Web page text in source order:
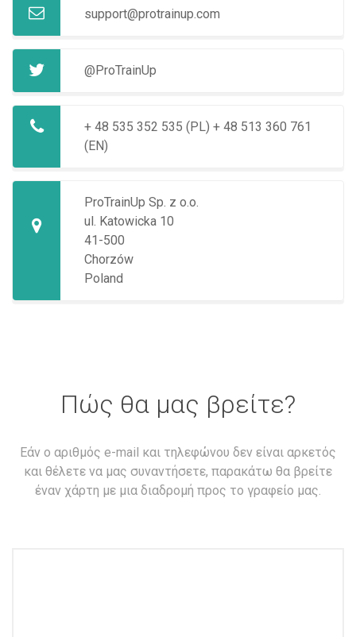
support@protrainup.com
@ProTrainUp
+ 48 535 352 535 (PL) + 48 513 360 761
(EN)
ProTrainUp Sp. z o.o.
ul. Katowicka 10
41-500
Chorzów
Poland
Πώς θα μας βρείτε?
Εάν ο αριθμός e-mail και τηλεφώνου δεν είναι αρκετός
και θέλετε να μας συναντήσετε, παρακάτω θα βρείτε
έναν χάρτη με μια διαδρομή προς το γραφείο μας.